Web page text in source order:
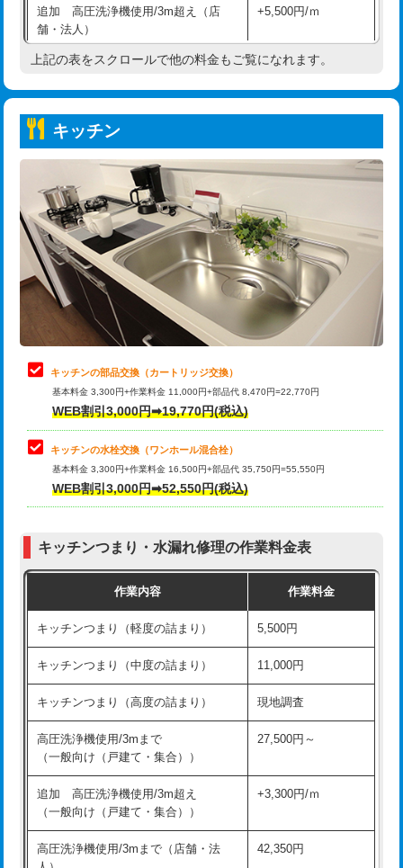
持込商品取付（浄水器・分岐水栓） 16,500円
持込商品取付（温水洗浄便座） 22,000円
持込商品取付（普通便座⇔温水洗浄便
22,000円
給水管工事※（ホール加工)
給水管工事※（バンド止め) 3,300円
給水管工事※（支持金具設置) 5,500円
給水管工事※（保温材使用（バンド止
め込み）)
5,500円
給水管工事※（土の掘削・埋め戻し作
11,000円
給水管工事※（塩ビ管（VP・HI）使
用/3ｍまで)
給水管工事※（塩ビ管（VP・HI）使
用（追加）/3ｍ超え)
給水管工事※（ライニング鋼管・銅
管・ポリ管・HT管使用/3ｍまで)
44,000円
管・ポリ管・HT管使用/3ｍ超え)
排水管工事（土の掘削・埋め戻し作
11,000円~
排水管工事（排水管工事/3ｍまで） 55,000円
排水管工事（追加 排水管工事/3ｍ超
+11,000円
マス交換（深さ50㎝未満）
マス交換（深さ50㎝以上） 66,000円
コンクリート斫り（厚さ10㎝まで）
追加 高圧洗浄機使用/3m超え（店
舗・法人）
+5,500円/ｍ
高度高圧洗浄換 現地調査
トーラー機使用/3mまで
追加トーラー機使用/3m超え +3,300円
カメラ調査 33,000円
桝清掃 8,800円
止水・漏水調査・防水処理・清掃・修
理・調整・分解・加工など（軽作業）
11,000円
止水・漏水調査・防水処理・清掃・修
理・調整・分解・加工など（中作業）
22,000円
止水・漏水調査・防水処理・清掃・修
理・調整・分解・加工など（重作業）
33,000円
お風呂タンク脱着
その他部品の脱着
式・ワンホール）)
交換・取付(排水栓・排水トラップ
22,000円+材料費
持込商品取付（単水栓）
持込商品取付（混合水栓） 16,500円
上記の表をスクロールで他の料金もご覧になれます。
キッチン
キッチンの部品交換（カートリッジ交換）
基本料金 3,300円+作業料金 11,000円+部品代 8,470円=22,770円
WEB割引3,000円➡19,770円(税込)
キッチンの水栓交換（ワンホール混合栓）
基本料金 3,300円+作業料金 16,500円+部品代 35,750円=55,550円
WEB割引3,000円➡52,550円(税込)
キッチンつまり・水漏れ修理の作業料金表
作業内容 作業料金
キッチンつまり（軽度の詰まり） 5,500円
キッチンつまり（中度の詰まり） 11,000円
キッチンつまり（高度の詰まり） 現地調査
高圧洗浄機使用/3mまで
（一般向け（戸建て・集合））
27,500円～
追加 高圧洗浄機使用/3m超え
（一般向け（戸建て・集合））
+3,300円/ｍ
高圧洗浄機使用/3mまで（店舗・法
42,350円